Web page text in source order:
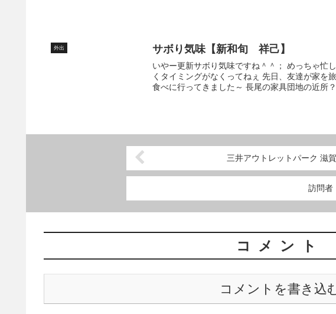
外出 サボり気味【新和旬 祥己】
いやー更新サボり気味ですね＾＾； めっちゃ忙
くタイミングがなくってねぇ 先日、友達が家を
食べに行ってきました～ 長尾の家具団地の近所
三井アウトレットパーク 滋
訪問者
コメント
コメントを書き込